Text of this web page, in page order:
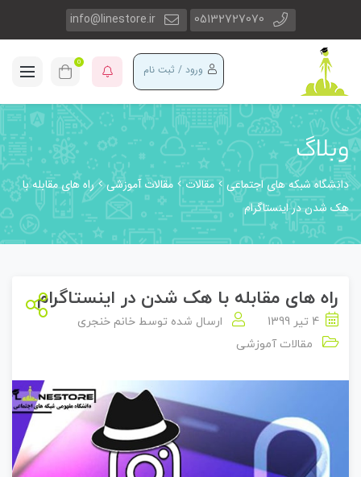
05132727070
info@linestore.ir
ورود / ثبت نام 0
وبلاگ
دانشگاه شبکه های اجتماعی مقالات مقالات آموزشی
راه های مقابله با
هک شدن در اینستاگرام
راه های مقابله با هک شدن در اینستاگرام
4 تیر 1399 ارسال شده توسط خانم خنجری
مقالات آموزشی